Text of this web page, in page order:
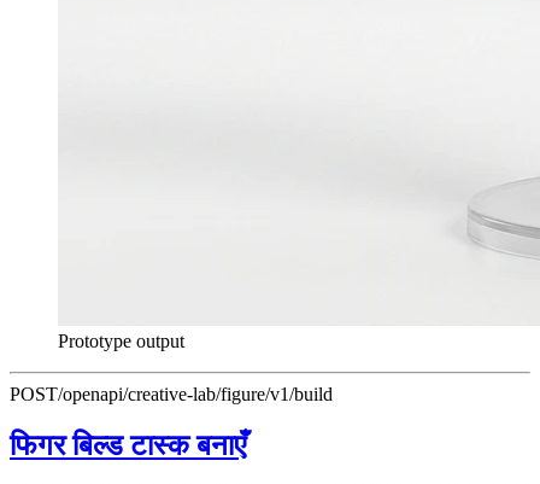
Prototype output
POST/openapi/creative-lab/figure/v1/build
फिगर बिल्ड टास्क बनाएँ